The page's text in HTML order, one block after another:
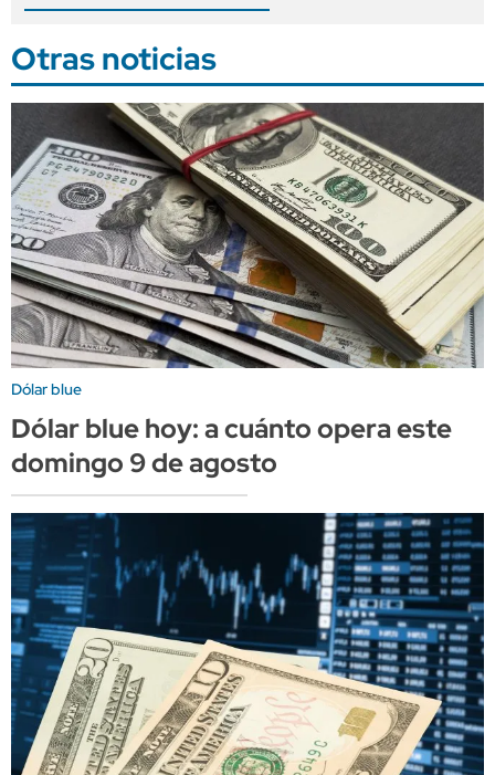
Otras noticias
Dólar blue
Dólar blue hoy: a cuánto opera este
domingo 9 de agosto